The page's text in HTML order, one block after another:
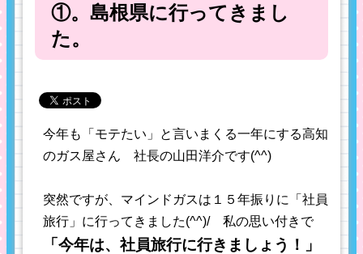
①。島根県に行ってきまし
た。
今年も「モテたい」と言いまくる一年にする高知
のガス屋さん 社長の山田洋介です(^^)
突然ですが、マインドガスは１５年振りに「社員
旅行」に行ってきました(^^)/ 私の思い付きで
「今年は、社員旅行に行きましょう！」